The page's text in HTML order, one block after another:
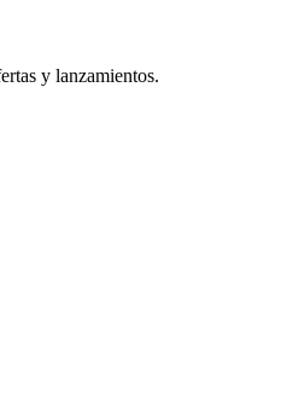
y lanzamientos.